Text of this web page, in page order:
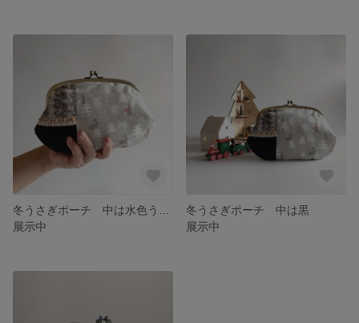
展示中
冬うさぎポーチ 中は黒
展示中